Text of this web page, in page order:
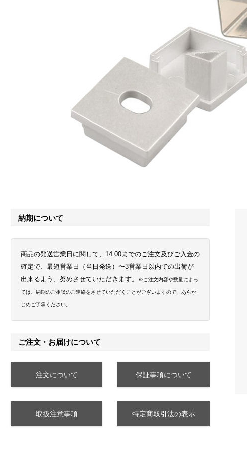
納期について
商品の発送営業日に関して、14:00までのご注文及びご入金の
確定で、最短営業日（当日発送）〜3営業日以内での出荷が
出来るよう、努めさせていただきます。
※ご注文内容や数量によっ
ては、納期のご相談のご連絡をさせていただくことがございますので、あらか
じめご了承ください。
ご注文・お届けについて
注文について 保証事項について
取扱注意事項 特定商取引法の表示